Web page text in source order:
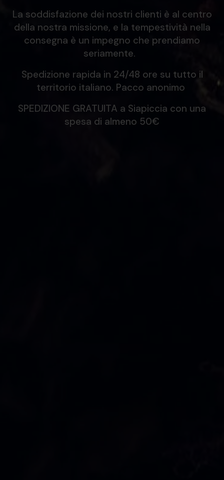
La soddisfazione dei nostri clienti è al centro
della nostra missione, e la tempestività nella
consegna è un impegno che prendiamo
seriamente.
Spedizione rapida in 24/48 ore su tutto il
territorio italiano. Pacco anonimo
SPEDIZIONE GRATUITA a Siapiccia con una
spesa di almeno 50€